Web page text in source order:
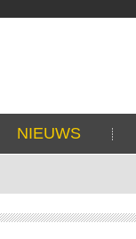
NIEUWS